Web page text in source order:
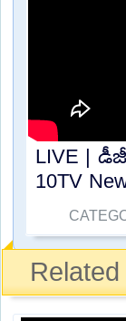
LIVE |
10TV